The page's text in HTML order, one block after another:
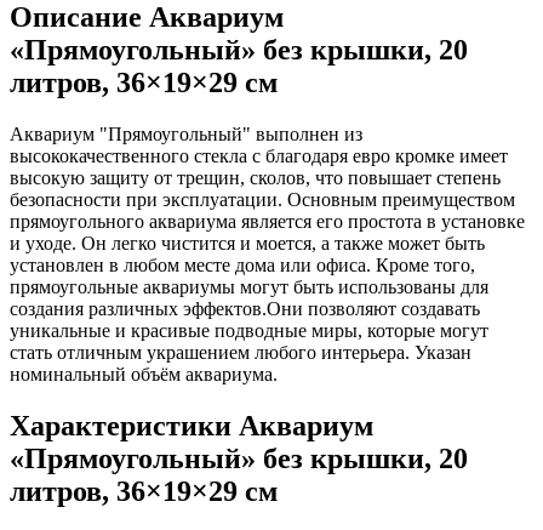
Описание Аквариум
«Прямоугольный» без крышки, 20
литров, 36×19×29 см
Аквариум "Прямоугольный" выполнен из
высококачественного стекла с благодаря евро кромке имеет
высокую защиту от трещин, сколов, что повышает степень
безопасности при эксплуатации. Основным преимуществом
прямоугольного аквариума является его простота в установке
и уходе. Он легко чистится и моется, а также может быть
установлен в любом месте дома или офиса. Кроме того,
прямоугольные аквариумы могут быть использованы для
создания различных эффектов.Они позволяют создавать
уникальные и красивые подводные миры, которые могут
стать отличным украшением любого интерьера. Указан
номинальный объём аквариума.
Характеристики Аквариум
«Прямоугольный» без крышки, 20
литров, 36×19×29 см